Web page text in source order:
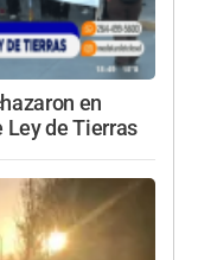
en
Ley de Tierras